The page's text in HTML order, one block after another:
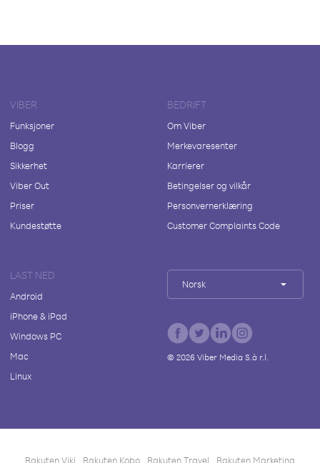
VIBER
Funksjoner
Blogg
Sikkerhet
Viber Out
Priser
Kundestøtte
BEDRIFT
Om Viber
Merkevaresenter
Karrierer
Betingelser og vilkår
Personvernerklæring
Customer Complaints Code
LAST NED
Android
iPhone & iPad
Windows PC
Mac
Linux
Norsk
© 2026Viber Media S.à r.l.
Rakuten Viki Rakuten Kobo Rakuten Travel Rakuten Marketing